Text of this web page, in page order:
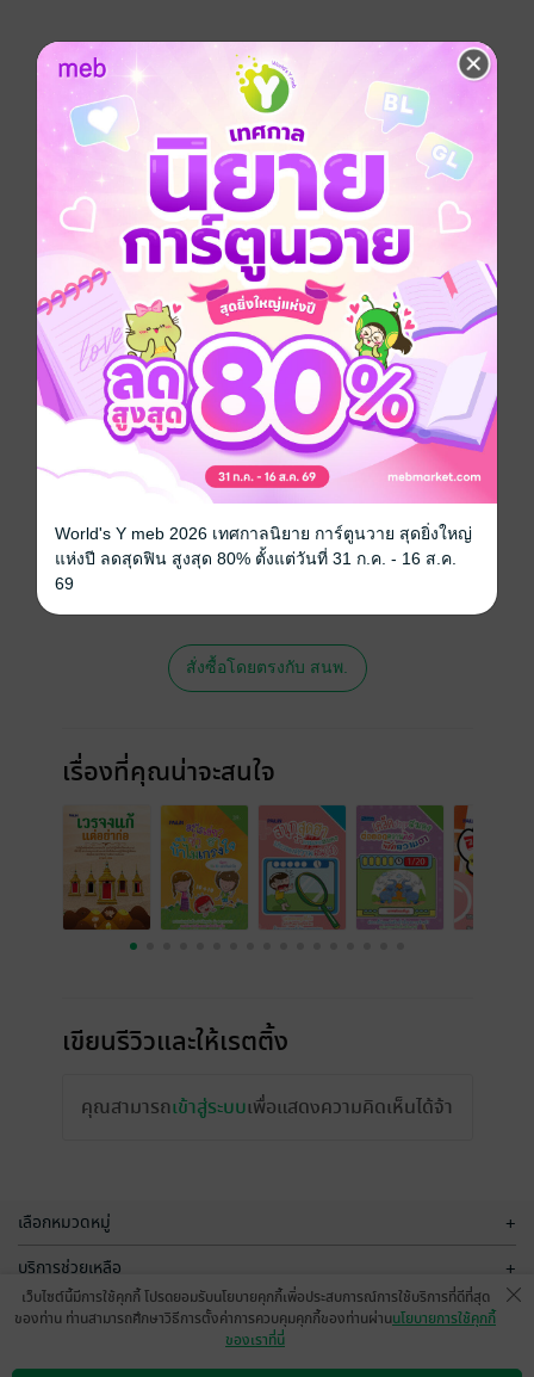
อยากได้ ซื้อเป็นของขวัญ ติดตาม แชร์
ทำดีเรียกได้ว่า กรรมดี ทำชั่วเรียกได้ว่า กรรมชั่ว
คำๆ นี้จะติดตัวคุณไปจนกว่าใช้หนี้กรรมหมด
ดูหนังสือเรื่องอื่นๆ ของเรา ได้ที่ www.pailinbooknet.com
ประเภทไฟล์ pdf
วันที่วางขาย 03 สิงหาคม 2561
ความยาว 113 หน้า
109 บาท (ประหยัด 20%)
สนใจเวอร์ชันกระดาษ เชิญทางนี้!
เวอร์ชันกระดาษมีวางขายที่เว็บไซต์สำนัก
พิมพ์ จะไม่มีขายโดย MEB นะจ๊ะ สามารถสั่ง
สั่งซื้อโดยตรงกับ สนพ.
เรื่องที่คุณน่าจะสนใจ
เขียนรีวิวและให้เรตติ้ง
คุณสามารถเข้าสู่ระบบเพื่อแสดงความคิดเห็นได้จ้า
เลือกหมวดหมู่ +
บริการช่วยเหลือ +
เกี่ยวกับเรา
เว็บไซต์นี้มีการใช้คุกกี้ โปรดยอมรับนโยบายคุกกี้เพื่อประสบการณ์การใช้บริการที่ดีที่สุด
ของท่าน ท่านสามารถศึกษาวิธีการตั้งค่าการควบคุมคุกกี้ของท่านผ่านนโยบายการใช้คุกกี้
ของเราที่นี่
World's Y meb 2026 เทศกาลนิยาย การ์ตูนวาย สุดยิ่งใหญ่
แห่งปี ลดสุดฟิน สูงสุด 80% ตั้งแต่วันที่ 31 ก.ค. - 16 ส.ค.
69